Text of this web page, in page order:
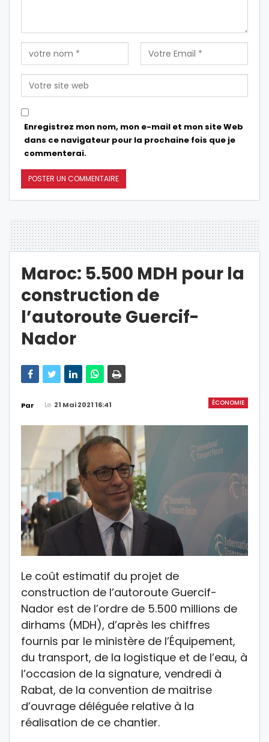
Enregistrez mon nom, mon e-mail et mon site Web
dans ce navigateur pour la prochaine fois que je
commenterai.
Maroc: 5.500 MDH pour la
construction de
l’autoroute Guercif-
Nador
ÉCONOMIE
Par Le 21 Mai 2021 16:41
Le coût estimatif du projet de
construction de l’autoroute Guercif-
Nador est de l’ordre de 5.500 millions de
dirhams (MDH), d’après les chiffres
fournis par le ministère de l’Équipement,
du transport, de la logistique et de l’eau, à
l’occasion de la signature, vendredi à
Rabat, de la convention de maitrise
d’ouvrage déléguée relative à la
réalisation de ce chantier.